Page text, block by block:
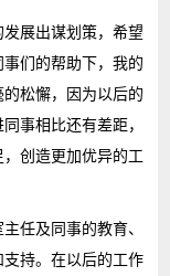
展出谋划策，希望
们的帮助下，我的
松懈，因为以后的
事相比还有差距，
创造更加优异的工
任及同事的教育、
持。在以后的工作